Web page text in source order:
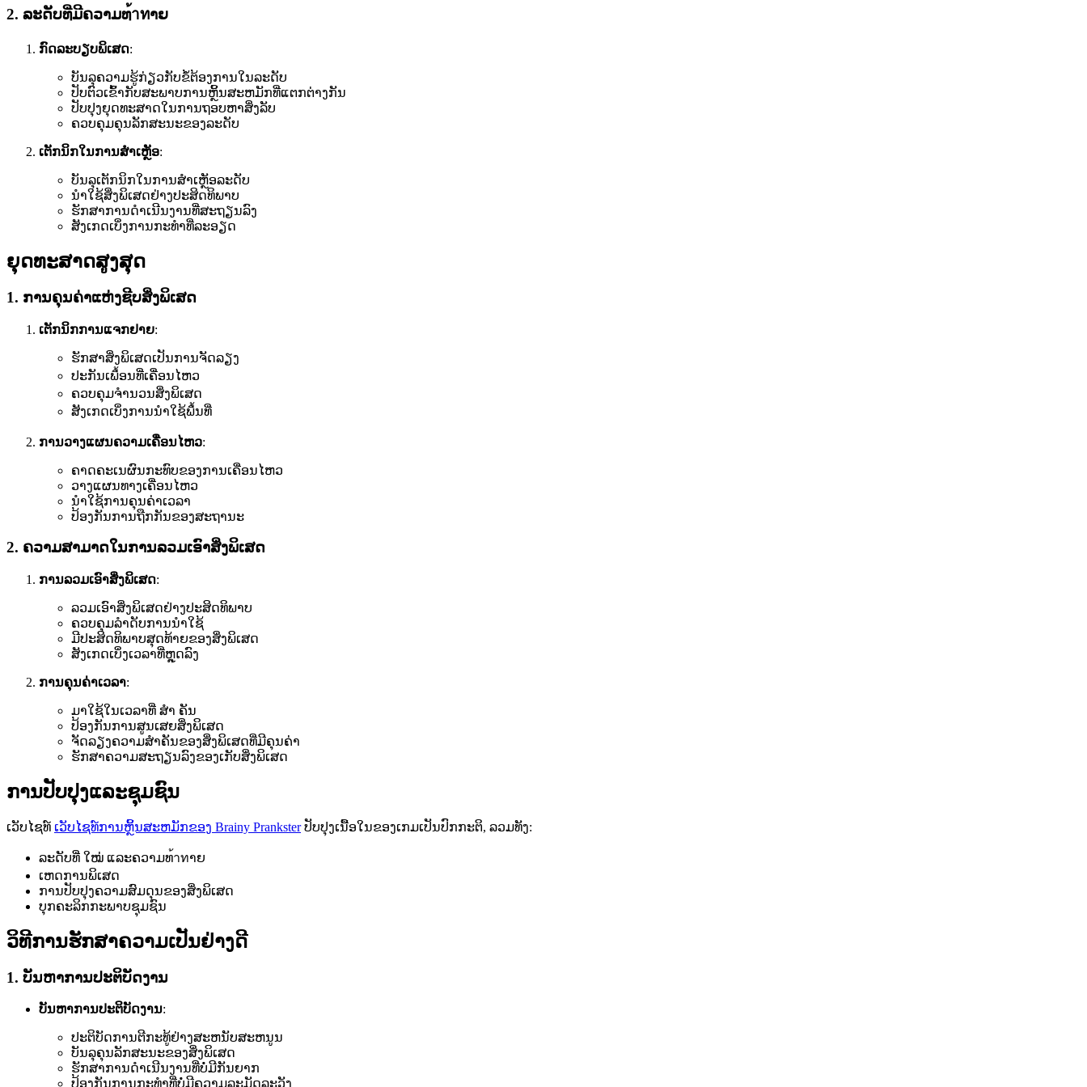
2. ລະດັບທີ່ມີຄວາມທ้าทາຍ
ກົດລະບຽບພິເສດ:
ບັນລຸຄວາມຮູ້ກ່ຽວກັບຂໍ້ຕ້ອງການໃນລະດັບ
ປັບຕົວເຂົ້າກັບສະພາບການຫຼິ້ນສະຫມັກທີ່ແຕກຕ່າງກັນ
ປັບປຸງຍຸດທະສາດໃນການຖອບຫາສິ່ງລັບ
ຄວບຄຸມຄຸນລັກສະນະຂອງລະດັບ
ເຕັກນິກໃນການສໍາເຫຼັອ:
ບັນລຸເຕັກນິກໃນການສໍາເຫຼັອລະດັບ
ນໍາໃຊ້ສິ່ງພິເສດຢ່າງປະສິດທິພາບ
ຮັກສາການດໍາເນີນງານທີ່ສະຖຽນລົງ
ສັງເກດເບິ່ງການກະທໍາທີ່ລະອຽດ
ຍຸດທະສາດສູງສຸດ
1. ການຄຸນຄ່າແຫ່ງຊີບສິ່ງພິເສດ
ເຕັກນິກການແຈກຢາຍ:
ຮັກສາສິ່ງພິເສດເປັນການຈັດລຽງ
ປະກັນເພื้ອນທີ່ເຄື່ອນໄຫວ
ຄວບຄຸມຈໍານວນສິ່ງພິເສດ
ສັງເກດເບິ່ງການນໍາໃຊ້ພื้ນທີ່
ການວາງແຜນຄວາມເຄື່ອນໄຫວ:
ຄາດຄະເນຜົນກະທົບຂອງການເຄື່ອນໄຫວ
ວາງແຜນທາງເຄື່ອນໄຫວ
ນຳໃຊ້ການຄຸນຄ່າເວລາ
ປ້ອງກັນການຖືກກັນຂອງສະຖານະ
2. ຄວາມສາມາດໃນການລວມເອົາສິ່ງພິເສດ
ການລວມເອົາສິ່ງພິເສດ:
ລວມເອົາສິ່ງພິເສດຢ່າງປະສິດທິພາບ
ຄວບຄຸມລໍາດັບການນໍາໃຊ້
ມີປະສິດທິພາບສຸດທ້າຍຂອງສິ່ງພິເສດ
ສັງເກດເບິ່ງເວລາທີ່ຫຼຸດລົງ
ການຄຸນຄ່າເວລາ:
ມາໃຊ້ໃນເວລາທີ່ ສຳ ຄັນ
ປ້ອງກັນການສູນເສຍສິ່ງພິເສດ
ຈັດລຽງຄວາມສໍາຄັນຂອງສິ່ງພິເສດທີ່ມີຄຸນຄ່າ
ຮັກສາຄວາມສະຖຽນລົງຂອງເກັບສິ່ງພິເສດ
ການປັບປຸງແລະຊຸມຊົນ
ເວັບໄຊທ໌ ເວັບໄຊທ໌ການຫຼິ້ນສະຫມັກຂອງ Brainy Pranksterປັບປຸງເນື້ອໃນຂອງເກມເປັນປົກກະຕິ, ລວມທັງ:
ລະດັບທີ່ ໃໝ່ ແລະຄວາມທ้าทາຍ
ເຫດການພິເສດ
ການປັບປຸງຄວາມສົມດຸນຂອງສິ່ງພິເສດ
ບຸກຄະລິກກະພາບຊຸມຊົນ
ວິທີການຮັກສາຄວາມເປັນຢ່າງດີ
1. ບັນຫາການປະຕິບັດງານ
ບັນຫາການປະຕິບັດງານ:
ປະຕິບັດການຕີກະທູ້ຢ່າງສະຫນັບສະຫນູນ
ບັນລຸຄຸນລັກສະນະຂອງສິ່ງພິເສດ
ຮັກສາການດໍາເນີນງານທີ່ບໍ່ມີກັນຍາກ
ປ້ອງກັນການກະທໍາທີ່ບໍ່ມີຄວາມລະມັດລະວັງ